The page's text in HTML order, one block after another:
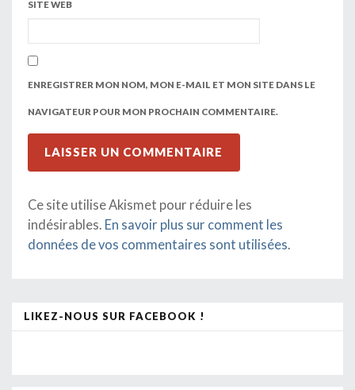
SITE WEB
ENREGISTRER MON NOM, MON E-MAIL ET MON SITE DANS LE
NAVIGATEUR POUR MON PROCHAIN COMMENTAIRE.
Ce site utilise Akismet pour réduire les
indésirables. En savoir plus sur comment les
données de vos commentaires sont utilisées.
LIKEZ-NOUS SUR FACEBOOK !